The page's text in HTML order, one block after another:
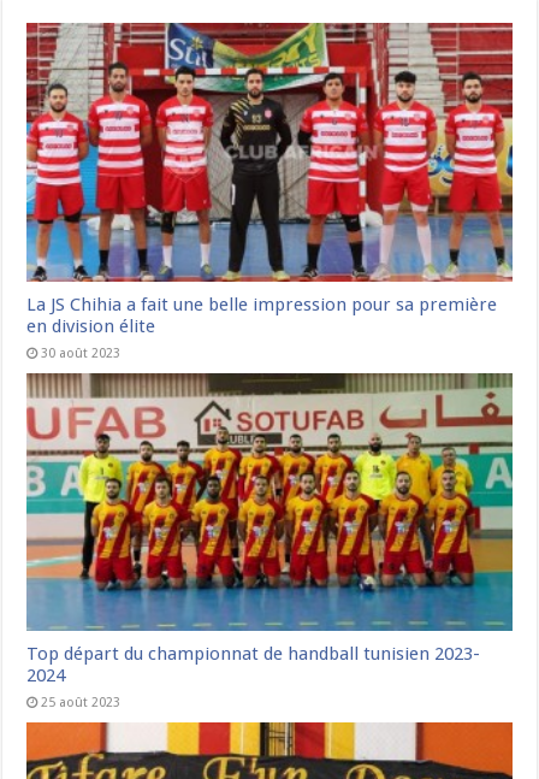
La JS Chihia a fait une belle impression pour sa première
en division élite
30 août 2023
Top départ du championnat de handball tunisien 2023-
2024
25 août 2023